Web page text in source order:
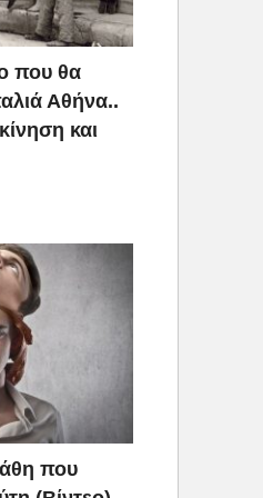
στο
όπως
πιστεύει ότι
μπορεί να
τον εαυτό
που θα
Αθήνα..
και
που